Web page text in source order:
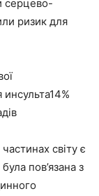
серцево-
ризик для
світу є
пов’язана з